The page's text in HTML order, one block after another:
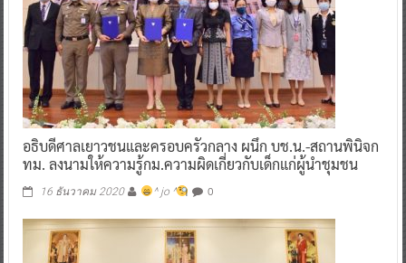
อธิบดีศาลเยาวชนและครอบครัวกลาง ผนึก บช.น.-สถานพินิจก
ทม. ลงนามให้ความรู้กม.ความผิดเกี่ยวกับเด็กแก่ผู้นำชุมชน
16 ธันวาคม 2020 ^ jo ^ 0